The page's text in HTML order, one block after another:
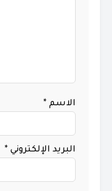
الاسم *
البريد الإلكتروني *